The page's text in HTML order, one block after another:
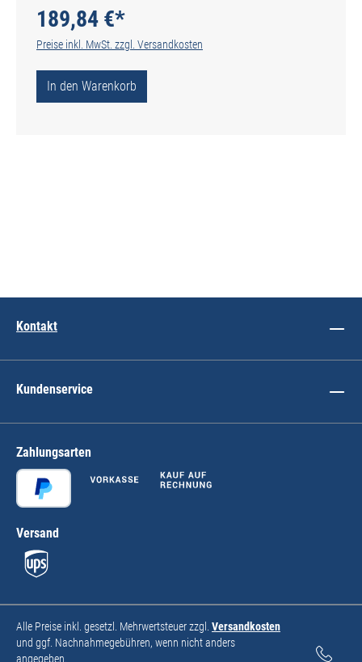
189,84 €*
Preise inkl. MwSt. zzgl. Versandkosten
In den Warenkorb
Kontakt
Kundenservice
Zahlungsarten
Versand
Alle Preise inkl. gesetzl. Mehrwertsteuer zzgl. Versandkosten
und ggf. Nachnahmegebühren, wenn nicht anders
angegeben.